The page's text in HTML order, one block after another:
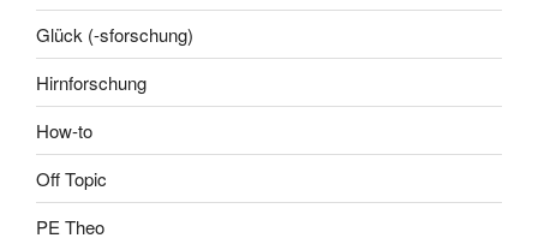
Glück (-sforschung)
Hirnforschung
How-to
Off Topic
PE Theo